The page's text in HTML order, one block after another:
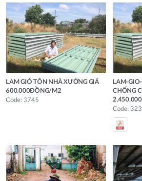
LAM GIÓ TÔN NHÀ XƯỞNG GIÁ
600.000ĐỒNG/M2
Code: 3745
LAM-
CHỐNG
Code: